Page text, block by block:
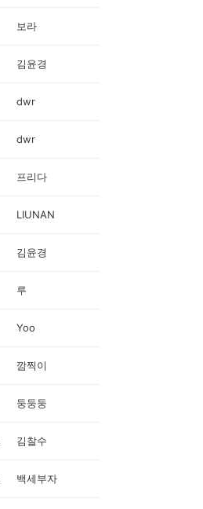
보라
김윤경
dwr
dwr
프리다
LIUNAN
김윤경
루
Yoo
깜찍이
둥둥둥
김찰수
백세부자